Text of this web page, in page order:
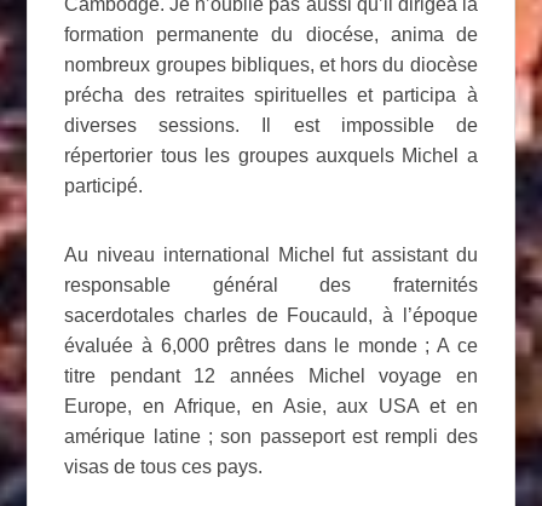
formation permanente du diocése, anima de
nombreux groupes bibliques, et hors du diocèse
précha des retraites spirituelles et participa à
diverses sessions. Il est impossible de
répertorier tous les groupes auxquels Michel a
participé.
Au niveau international Michel fut assistant du
responsable général des fraternités
sacerdotales charles de Foucauld, à l’époque
évaluée à 6,000 prêtres dans le monde ; A ce
titre pendant 12 années Michel voyage en
Europe, en Afrique, en Asie, aux USA et en
amérique latine ; son passeport est rempli des
visas de tous ces pays.